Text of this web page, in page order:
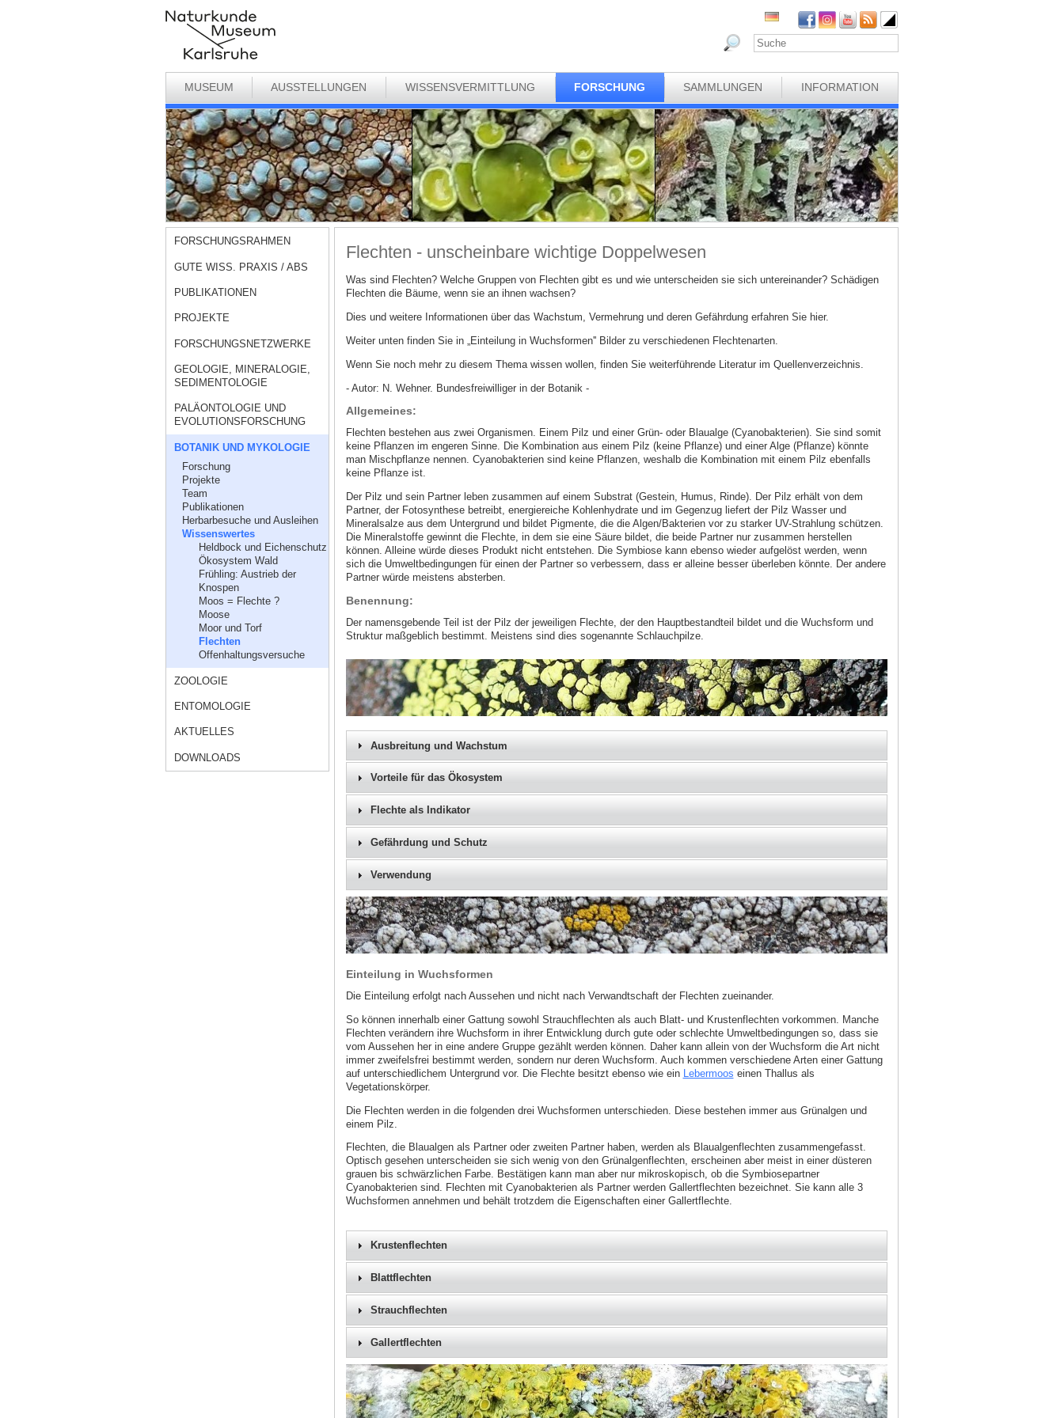
MUSEUM AUSSTELLUNGEN WISSENSVERMITTLUNG FORSCHUNG SAMMLUNGEN INFORMATION
FORSCHUNGSRAHMEN
GUTE WISS. PRAXIS / ABS
PUBLIKATIONEN
PROJEKTE
FORSCHUNGSNETZWERKE
GEOLOGIE, MINERALOGIE,
SEDIMENTOLOGIE
PALÄONTOLOGIE UND
EVOLUTIONSFORSCHUNG
BOTANIK UND MYKOLOGIE
Forschung
Projekte
Team
Publikationen
Herbarbesuche und Ausleihen
Wissenswertes
Heldbock und Eichenschutz
Ökosystem Wald
Frühling: Austrieb der
Knospen
Moos = Flechte ?
Moose
Moor und Torf
Flechten
Offenhaltungsversuche
ZOOLOGIE
ENTOMOLOGIE
AKTUELLES
DOWNLOADS
Flechten - unscheinbare wichtige Doppelwesen
Was sind Flechten? Welche Gruppen von Flechten gibt es und wie unterscheiden sie sich untereinander? Schädigen
Flechten die Bäume, wenn sie an ihnen wachsen?
Dies und weitere Informationen über das Wachstum, Vermehrung und deren Gefährdung erfahren Sie hier.
Weiter unten finden Sie in „Einteilung in Wuchsformen'' Bilder zu verschiedenen Flechtenarten.
Wenn Sie noch mehr zu diesem Thema wissen wollen, finden Sie weiterführende Literatur im Quellenverzeichnis.
- Autor: N. Wehner. Bundesfreiwilliger in der Botanik -
Allgemeines:
Flechten bestehen aus zwei Organismen. Einem Pilz und einer Grün- oder Blaualge (Cyanobakterien). Sie sind somit
keine Pflanzen im engeren Sinne. Die Kombination aus einem Pilz (keine Pflanze) und einer Alge (Pflanze) könnte
man Mischpflanze nennen. Cyanobakterien sind keine Pflanzen, weshalb die Kombination mit einem Pilz ebenfalls
keine Pflanze ist.
Der Pilz und sein Partner leben zusammen auf einem Substrat (Gestein, Humus, Rinde). Der Pilz erhält von dem
Partner, der Fotosynthese betreibt, energiereiche Kohlenhydrate und im Gegenzug liefert der Pilz Wasser und
Mineralsalze aus dem Untergrund und bildet Pigmente, die die Algen/Bakterien vor zu starker UV-Strahlung schützen.
Die Mineralstoffe gewinnt die Flechte, in dem sie eine Säure bildet, die beide Partner nur zusammen herstellen
können. Alleine würde dieses Produkt nicht entstehen. Die Symbiose kann ebenso wieder aufgelöst werden, wenn
sich die Umweltbedingungen für einen der Partner so verbessern, dass er alleine besser überleben könnte. Der andere
Partner würde meistens absterben.
Benennung:
Der namensgebende Teil ist der Pilz der jeweiligen Flechte, der den Hauptbestandteil bildet und die Wuchsform und
Struktur maßgeblich bestimmt. Meistens sind dies sogenannte Schlauchpilze.
Ausbreitung und Wachstum
Vorteile für das Ökosystem
Flechte als Indikator
Gefährdung und Schutz
Verwendung
Einteilung in Wuchsformen
Die Einteilung erfolgt nach Aussehen und nicht nach Verwandtschaft der Flechten zueinander.
So können innerhalb einer Gattung sowohl Strauchflechten als auch Blatt- und Krustenflechten vorkommen. Manche
Flechten verändern ihre Wuchsform in ihrer Entwicklung durch gute oder schlechte Umweltbedingungen so, dass sie
vom Aussehen her in eine andere Gruppe gezählt werden können. Daher kann allein von der Wuchsform die Art nicht
immer zweifelsfrei bestimmt werden, sondern nur deren Wuchsform. Auch kommen verschiedene Arten einer Gattung
auf unterschiedlichem Untergrund vor. Die Flechte besitzt ebenso wie ein Lebermoos einen Thallus als
Vegetationskörper.
Die Flechten werden in die folgenden drei Wuchsformen unterschieden. Diese bestehen immer aus Grünalgen und
einem Pilz.
Flechten, die Blaualgen als Partner oder zweiten Partner haben, werden als Blaualgenflechten zusammengefasst.
Optisch gesehen unterscheiden sie sich wenig von den Grünalgenflechten, erscheinen aber meist in einer düsteren
grauen bis schwärzlichen Farbe. Bestätigen kann man aber nur mikroskopisch, ob die Symbiosepartner
Cyanobakterien sind. Flechten mit Cyanobakterien als Partner werden Gallertflechten bezeichnet. Sie kann alle 3
Wuchsformen annehmen und behält trotzdem die Eigenschaften einer Gallertflechte.
Krustenflechten
Blattflechten
Strauchflechten
Gallertflechten